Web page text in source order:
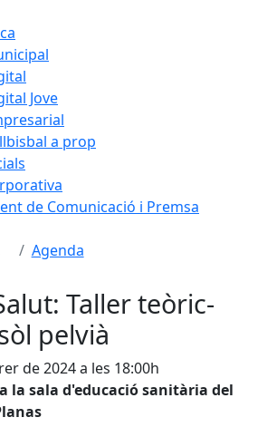
Jove
a prop
de Comunicació i Premsa
Agenda
Taller teòric-
pelvià
de 2024 a les 18:00h
la sala d'educació sanitària del